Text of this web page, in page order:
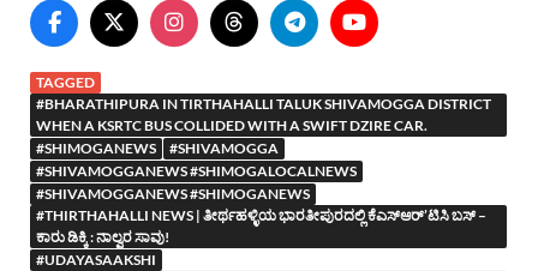
TAGGED
#BHARATHIPURA IN TIRTHAHALLI TALUK SHIVAMOGGA DISTRICT
WHEN A KSRTC BUS COLLIDED WITH A SWIFT DZIRE CAR.
#SHIMOGANEWS
#SHIVAMOGGA
#SHIVAMOGGANEWS #SHIMOGALOCALNEWS
#SHIVAMOGGANEWS #SHIMOGANEWS
#THIRTHAHALLI NEWS | ತೀರ್ಥಹಳ್ಳಿಯ ಭಾರತೀಪುರದಲ್ಲಿ ಕೆಎಸ್ಆರ್’ಟಿಸಿ ಬಸ್ –
ಕಾರು ಡಿಕ್ಕಿ : ನಾಲ್ವರ ಸಾವು!
#UDAYASAAKSHI